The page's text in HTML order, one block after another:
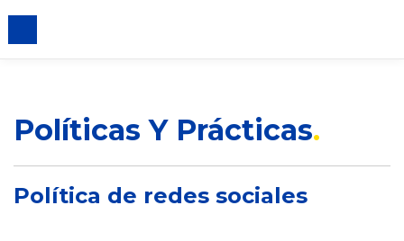
Políticas Y Prácticas
Política de redes sociales